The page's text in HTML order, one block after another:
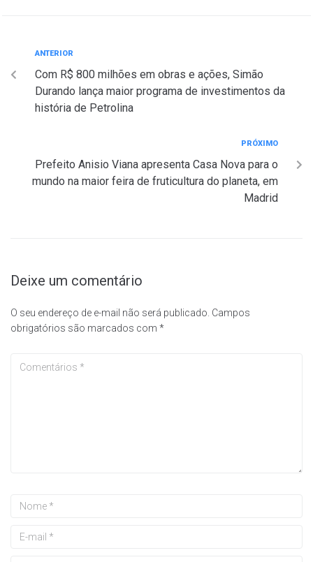
ANTERIOR
Com R$ 800 milhões em obras e ações, Simão
Durando lança maior programa de investimentos da
história de Petrolina
PRÓXIMO
Prefeito Anisio Viana apresenta Casa Nova para o
mundo na maior feira de fruticultura do planeta, em
Madrid
Deixe um comentário
O seu endereço de e-mail não será publicado. Campos
obrigatórios são marcados com *